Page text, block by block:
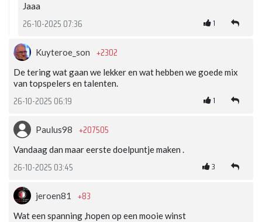
Jaaa
26-10-2025 07:36 1
Kuyteroe_son +2302
De tering wat gaan we lekker en wat hebben we goede mix
van topspelers en talenten.
26-10-2025 06:19 1
Paulus98 +207505
Vandaag dan maar eerste doelpuntje maken .
26-10-2025 03:45 3
jeroen81 +83
Wat een spanning ,hopen op een mooie winst